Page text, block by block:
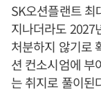
SK오션플랜트 최
지나더라도 2027
처분하지 않기로
션 컨소시엄에 부
는 취지로 풀이된